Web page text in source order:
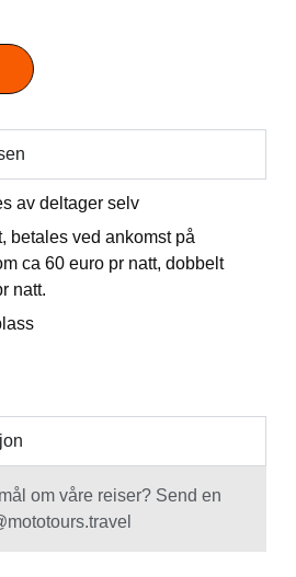
av deltager selv
betales ved ankomst på
ca 60 euro pr natt, dobbelt
natt.
om våre reiser? Send en